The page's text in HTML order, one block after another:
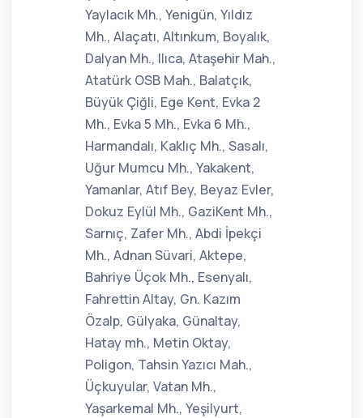
Yaylacık Mh., Yenigün, Yıldız
Mh., Alaçatı, Altınkum, Boyalık,
Dalyan Mh., Ilıca, Ataşehir Mah.,
Atatürk OSB Mah., Balatçık,
Büyük Çiğli, Ege Kent, Evka 2
Mh., Evka 5 Mh., Evka 6 Mh.,
Harmandalı, Kaklıç Mh., Sasalı,
Uğur Mumcu Mh., Yakakent,
Yamanlar, Atıf Bey, Beyaz Evler,
Dokuz Eylül Mh., GaziKent Mh.,
Sarnıç, Zafer Mh., Abdi İpekçi
Mh., Adnan Süvari, Aktepe,
Bahriye Üçok Mh., Esenyalı,
Fahrettin Altay, Gn. Kazım
Özalp, Gülyaka, Günaltay,
Hatay mh., Metin Oktay,
Poligon, Tahsin Yazıcı Mah.,
Üçkuyular, Vatan Mh.,
Yaşarkemal Mh., Yeşilyurt,